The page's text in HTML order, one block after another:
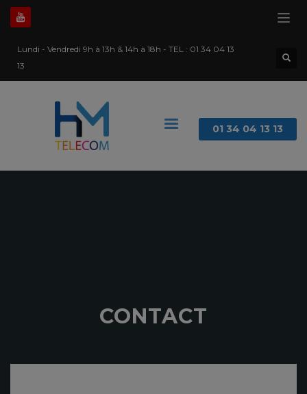
Lundi - Vendredi 9h à 13h & 14h à 18h - TEL : 01 34 04 13
13
01 34 04 13 13
CONTACT